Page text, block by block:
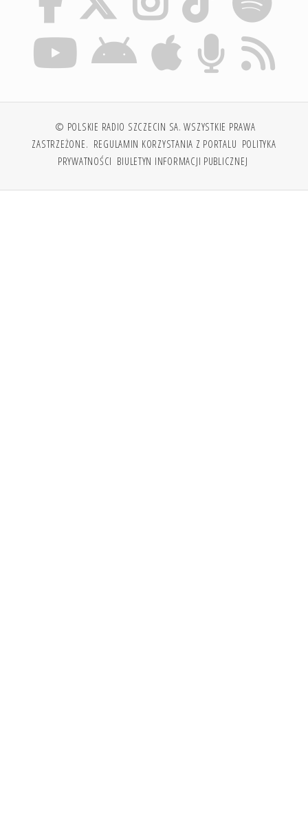
© POLSKIE RADIO SZCZECIN SA. WSZYSTKIE PRAWA
ZASTRZEŻONE. REGULAMIN KORZYSTANIA Z PORTALU POLITYKA
PRYWATNOŚCI BIULETYN INFORMACJI PUBLICZNEJ